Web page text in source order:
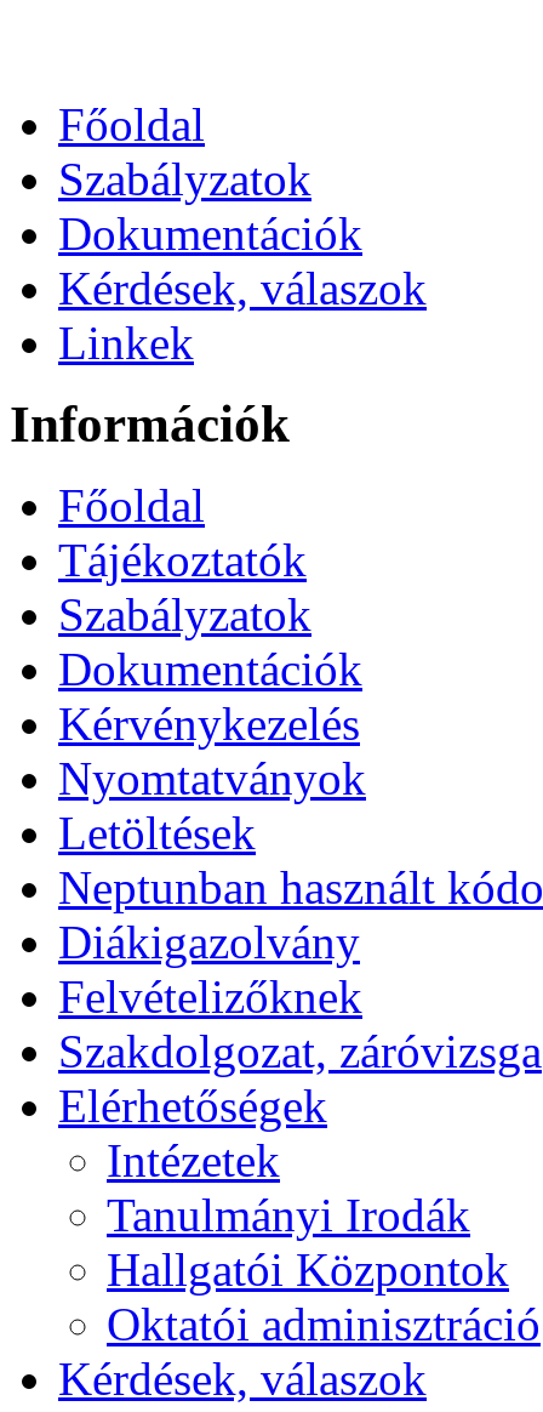
Főoldal
Szabályzatok
Dokumentációk
Kérdések, válaszok
Linkek
Információk
Főoldal
Tájékoztatók
Szabályzatok
Dokumentációk
Kérvénykezelés
Nyomtatványok
Letöltések
Neptunban használt
Diákigazolvány
Felvételizőknek
Szakdolgozat, záróvizsga
Elérhetőségek
Intézetek
Tanulmányi Irodák
Hallgatói Központok
Oktatói adminisztráció
Kérdések, válaszok